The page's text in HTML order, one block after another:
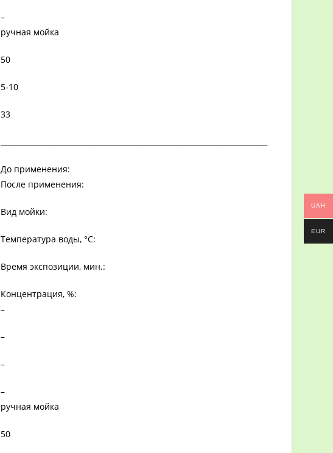
–
ручная мойка
50
5-10
33
До применения:
После применения:
Вид мойки:
Температура воды, °С:
Время экспозиции, мин.:
Концентрация, %:
–
–
–
–
ручная мойка
50
UAH
EUR